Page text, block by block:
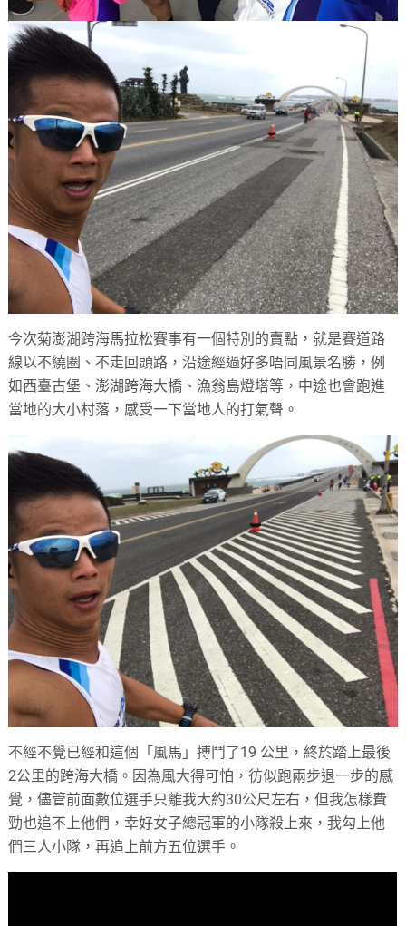
今次菊澎湖跨海馬拉松賽事有一個特別的賣點，就是賽道路
線以不繞圈、不走回頭路，沿途經過好多唔同風景名勝，例
如西臺古堡、澎湖跨海大橋、漁翁島燈塔等，中途也會跑進
當地的大小村落，感受一下當地人的打氣聲。
不經不覺已經和這個「風馬」搏鬥了19 公里，終於踏上最後
2公里的跨海大橋。因為風大得可怕，彷似跑兩步退一步的感
覺，儘管前面數位選手只離我大約30公尺左右，但我怎樣費
勁也追不上他們，幸好女子總冠軍的小隊殺上來，我勾上他
們三人小隊，再追上前方五位選手。